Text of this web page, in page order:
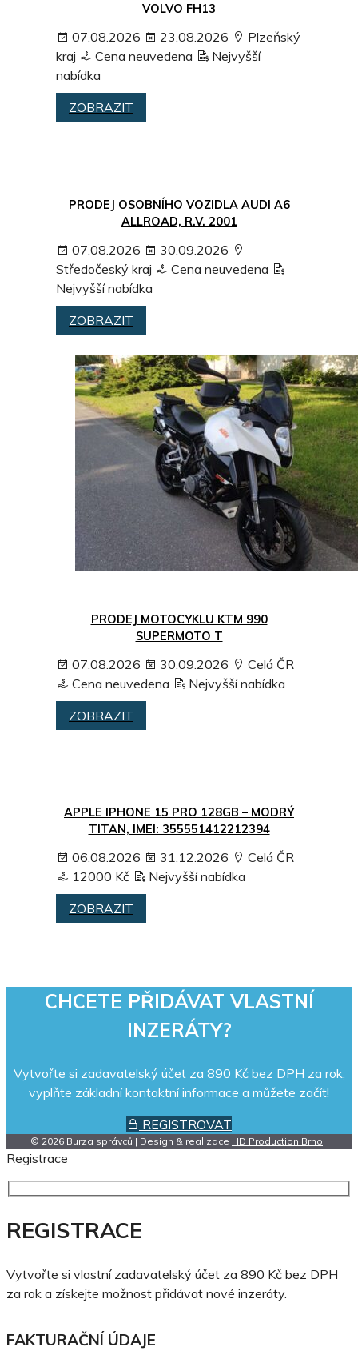
VOLVO FH13
07.08.2026 23.08.2026
Plzeňský
kraj
Cena neuvedena
Nejvyšší
nabídka
ZOBRAZIT
PRODEJ OSOBNÍHO VOZIDLA AUDI A6
ALLROAD, R.V. 2001
07.08.2026
30.09.2026
Středočeský kraj
Cena neuvedena
Nejvyšší nabídka
ZOBRAZIT
PRODEJ MOTOCYKLU KTM 990
SUPERMOTO T
07.08.2026 30.09.2026
Celá ČR
Cena neuvedena
Nejvyšší nabídka
ZOBRAZIT
APPLE IPHONE 15 PRO 128GB – MODRÝ
TITAN, IMEI: 355551412212394
06.08.2026 31.12.2026
Celá ČR
12000 Kč
Nejvyšší nabídka
ZOBRAZIT
CHCETE PŘIDÁVAT VLASTNÍ
INZERÁTY?
Vytvořte si zadavatelský účet za 890 Kč bez DPH za rok,
vyplňte základní kontaktní informace a můžete začít!
REGISTROVAT
© 2026 Burza správců | Design & realizace HD Production Brno
Registrace
REGISTRACE
Vytvořte si vlastní zadavatelský účet za 890 Kč bez DPH
za rok a získejte možnost přidávat nové inzeráty.
FAKTURAČNÍ ÚDAJE